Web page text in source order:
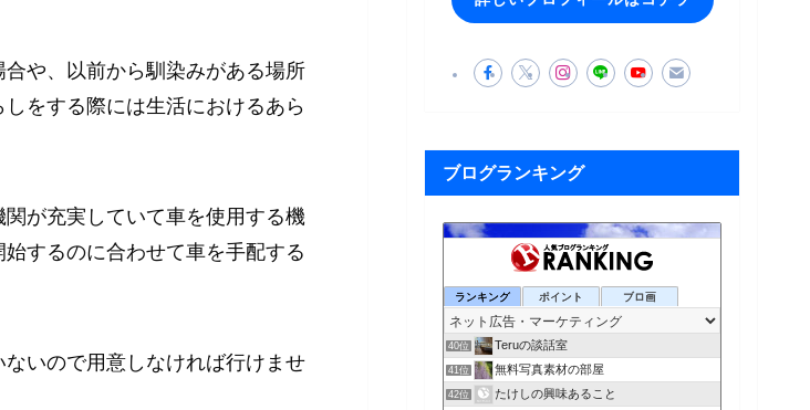
や、以前から馴染みがある場所
をする際には生活におけるあら
が充実していて車を使用する機
するのに合わせて車を手配する
いので用意しなければ行けませ
ブログランキング
ランキング ポイント ブロ画
40位 Teruの談話室
41位 無料写真素材の部屋
42位 たけしの興味あること